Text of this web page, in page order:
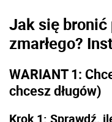
Jak się
zmarłego?
WARIANT 1:
chcesz długów)